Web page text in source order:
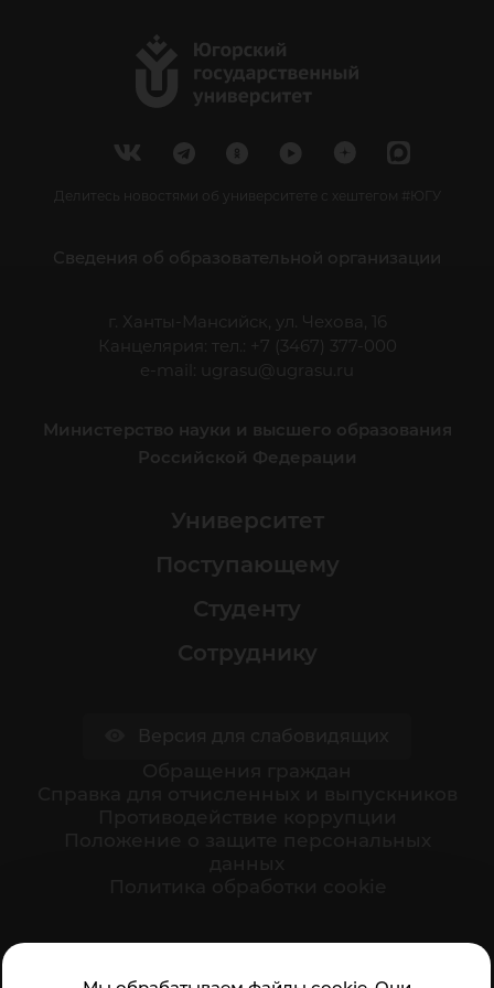
Делитесь новостями об университете с хештегом #ЮГУ
Сведения об образовательной организации
г. Ханты-Мансийск, ул. Чехова, 16
Канцелярия: тел.: +7 (3467) 377-000
e-mail:
ugrasu@ugrasu.ru
Министерство науки и высшего образования
Российской Федерации
Университет
Поступающему
Студенту
Сотруднику